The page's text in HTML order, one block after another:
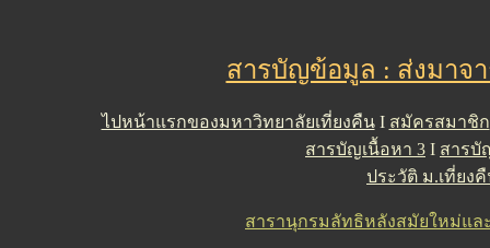
สารบัญข้อมูล : ส่งมาจ
ไปหน้าแรกของมหาวิทยาลัยเที่ยงคืนI สมัครสมาชิก
สารบัญเนื้อหา 3 I สารบั
ประวัติ ม.เที่ยง
สารานุกรมลัทธิหลังสมัยใหม่แล